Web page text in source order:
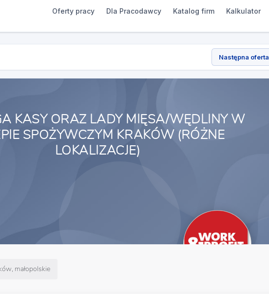
Oferty pracy Dla Pracodawcy Katalog firm Kalkulator
Następna oferta
KASY ORAZ LADY MIĘSA/WĘDLINY W
SPOŻYWCZYM KRAKÓW (RÓŻNE
LOKALIZACJE)
małopolskie